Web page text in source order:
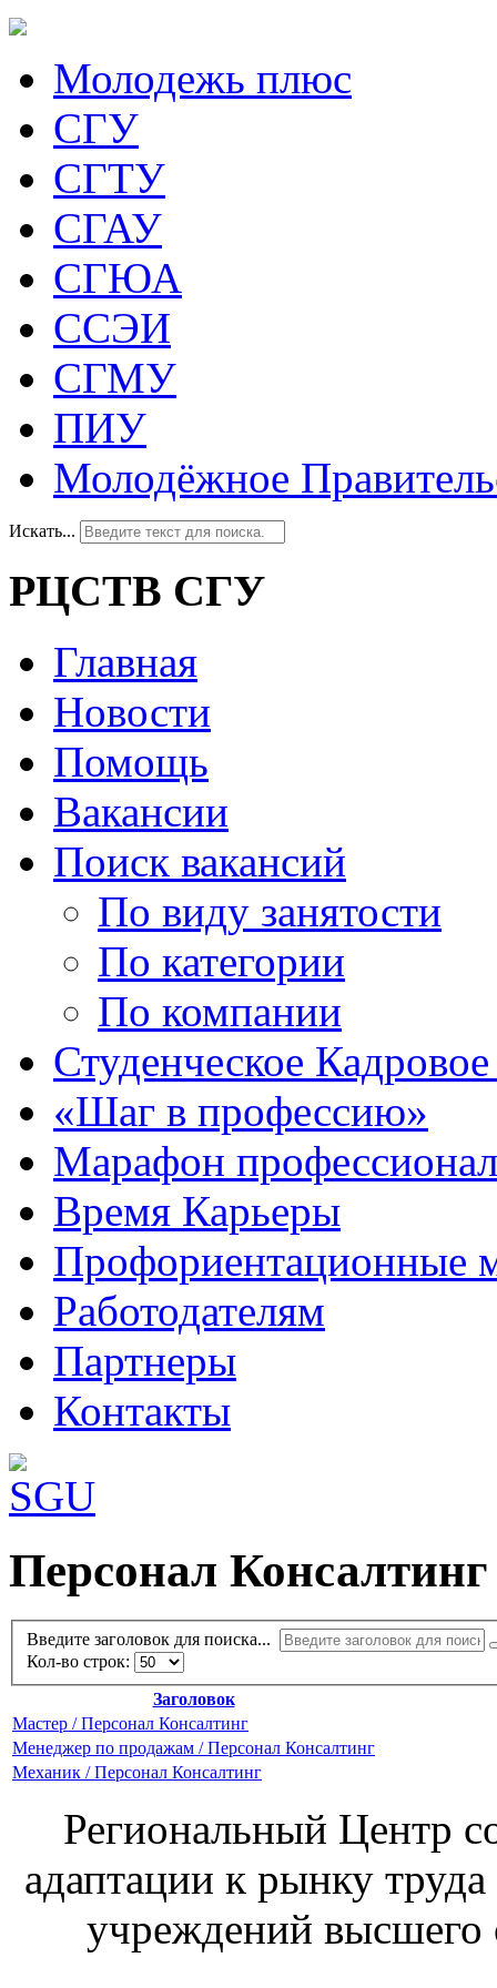
Молодежь плюс
СГУ
СГТУ
СГАУ
СГЮА
ССЭИ
СГМУ
ПИУ
Молодёжное
Искать...
РЦСТВ СГУ
Главная
Новости
Помощь
Вакансии
Поиск вакансий
По виду занятости
По категории
По компании
Студенческое Кадровое
«Шаг в профессию»
Марафон
Время Карьеры
Профориентационные
Работодателям
Партнеры
Контакты
Персонал Консалтинг
Введите заголовок для поиска...
Кол-во строк:
Заголовок
Мастер / Персонал Консалтинг
Менеджер по продажам / Персонал Консалтинг
Механик / Персонал Консалтинг
Региональный Центр
адаптации к рынку
учреждений